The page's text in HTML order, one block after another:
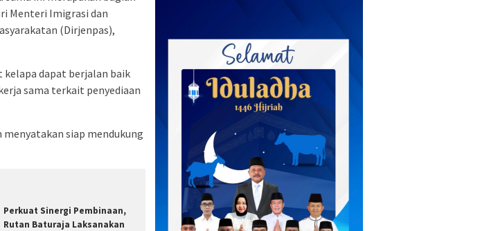
Menteri Imigrasi dan
(Dirjenpas),
kelapa dapat berjalan baik
sama terkait penyediaan
siap mendukung
Perkuat Sinergi Pembinaan,
Rutan Baturaja Laksanakan